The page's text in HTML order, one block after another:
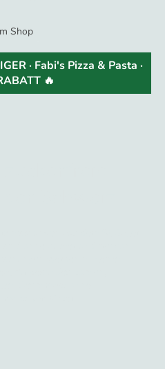
Shop
· Fabi's Pizza & Pasta ·
🔥